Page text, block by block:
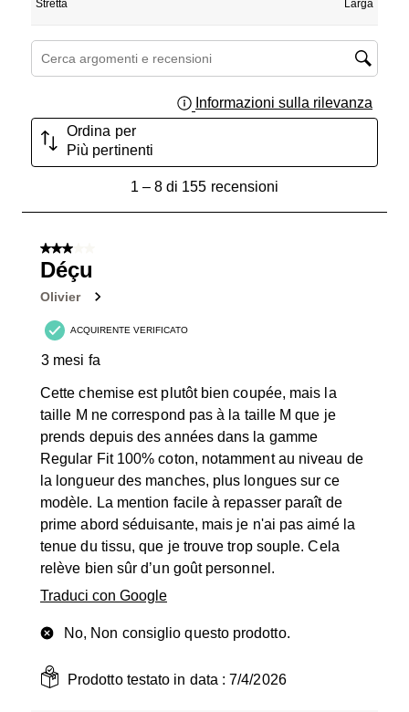
Stretta Larga
Cerca argomenti e ricerca delle recensioni
Informazioni sulla rilevanza
Ordina per
Più pertinenti
155
recensioni.
1– 8 di 155 recensioni
3 su 5 stelle.
Déçu
Olivier
ACQUIRENTE VERIFICATO
3 mesi fa
Cette chemise est plutôt bien coupée, mais la
taille M ne correspond pas à la taille M que je
prends depuis des années dans la gamme
Regular Fit 100% coton, notamment au niveau de
la longueur des manches, plus longues sur ce
modèle. La mention facile à repasser paraît de
prime abord séduisante, mais je n'ai pas aimé la
tenue du tissu, que je trouve trop souple. Cela
relève bien sûr d’un goût personnel.
Traduci con Google
No, Non consiglio questo prodotto.
Prodotto testato in data : 7/4/2026